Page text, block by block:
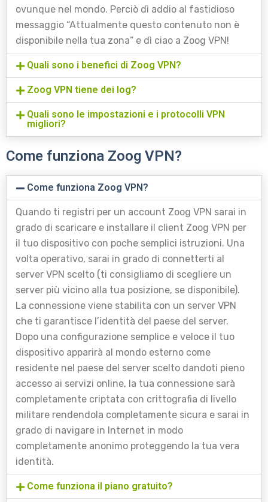
ovunque nel mondo. Perciò dì addio al fastidioso
messaggio “Attualmente questo contenuto non è
disponibile nella tua zona” e dì ciao a Zoog VPN!
Quali sono i benefici di Zoog VPN?
Zoog VPN tiene dei log?
Quali sono le impostazioni e i protocolli VPN
migliori?
Come funziona Zoog VPN?
Come funziona Zoog VPN?
Quando ti registri per un account Zoog VPN sarai in
grado di scaricare e installare il client Zoog VPN per
il tuo dispositivo con poche semplici istruzioni. Una
volta operativo, sarai in grado di connetterti al
server VPN scelto (ti consigliamo di scegliere un
server più vicino alla tua posizione, se disponibile).
La connessione viene stabilita con un server VPN
che ti garantisce l’identità del paese del server.
Dopo una configurazione semplice e veloce il tuo
dispositivo apparirà al mondo esterno come
residente nel paese del server scelto dandoti pieno
accesso ai servizi online, la tua connessione sarà
completamente criptata con crittografia di livello
militare rendendola completamente sicura e sarai in
grado di navigare in Internet in modo
completamente anonimo proteggendo la tua vera
identità.
Come funziona il piano gratuito?